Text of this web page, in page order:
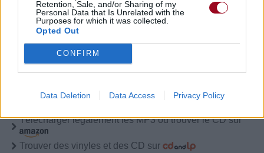
Retention, Sale, and/or Sharing of my
Personal Data that Is Unrelated with the
Purposes for which it was collected.
Opted Out
CONFIRM
Data Deletion Data Access Privacy Policy
Commentaires
Pour prolonger le plaisir musical :
Vous aimez chanter, apprenez la guitare chez
Télécharger légalement les MP3 ou trouver le CD sur
Trouver des vinyles et des CD sur